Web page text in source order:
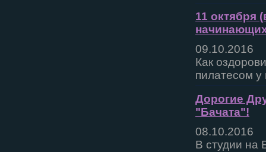
11 октября
09.10.2016
Как
пилатесом у
Дорогие
"Бачата"!
08.10.2016
В студии на